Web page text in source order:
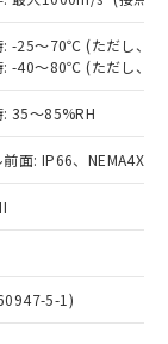
: -25～70℃ (ただし、氷
: -40～80℃ (ただし、氷
35～85%RH
前面: IP66、NEMA4X,
5-1)
はお客
当のオ
売員に
販売拠
ご確認
当社の
たは開
成サー
I-Web
ジブチル
チル
対する
超える意
、予定
ルエーテ
タル酸ジ
ベンジ
てが基
有害物
影響を
は、完
されな
サイ
その他
に一切
売する
容を当
社は、
者が違
は、取
あり
につ
、ま
制御
ご確
況の